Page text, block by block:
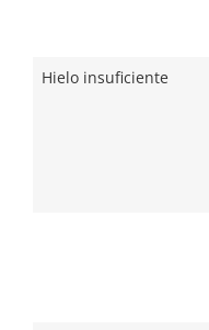
Hielo insuficiente